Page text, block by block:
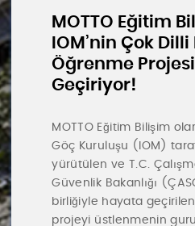
MOTTO Eğitim
IOM’nin Çok Dilli
Öğrenme
Geçiriyor!
MOTTO Eğitim Bilişim
Göç Kuruluşu (IOM)
yürütülen ve T.C.
Güvenlik Bakanlığı
birliğiyle hayata
projeyi üstlenmenin